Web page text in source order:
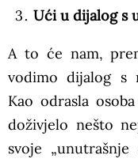
Ući u dijalog s
A to će nam,
vodimo dijalog s
Kao odrasla
doživjelo nešto
svoje